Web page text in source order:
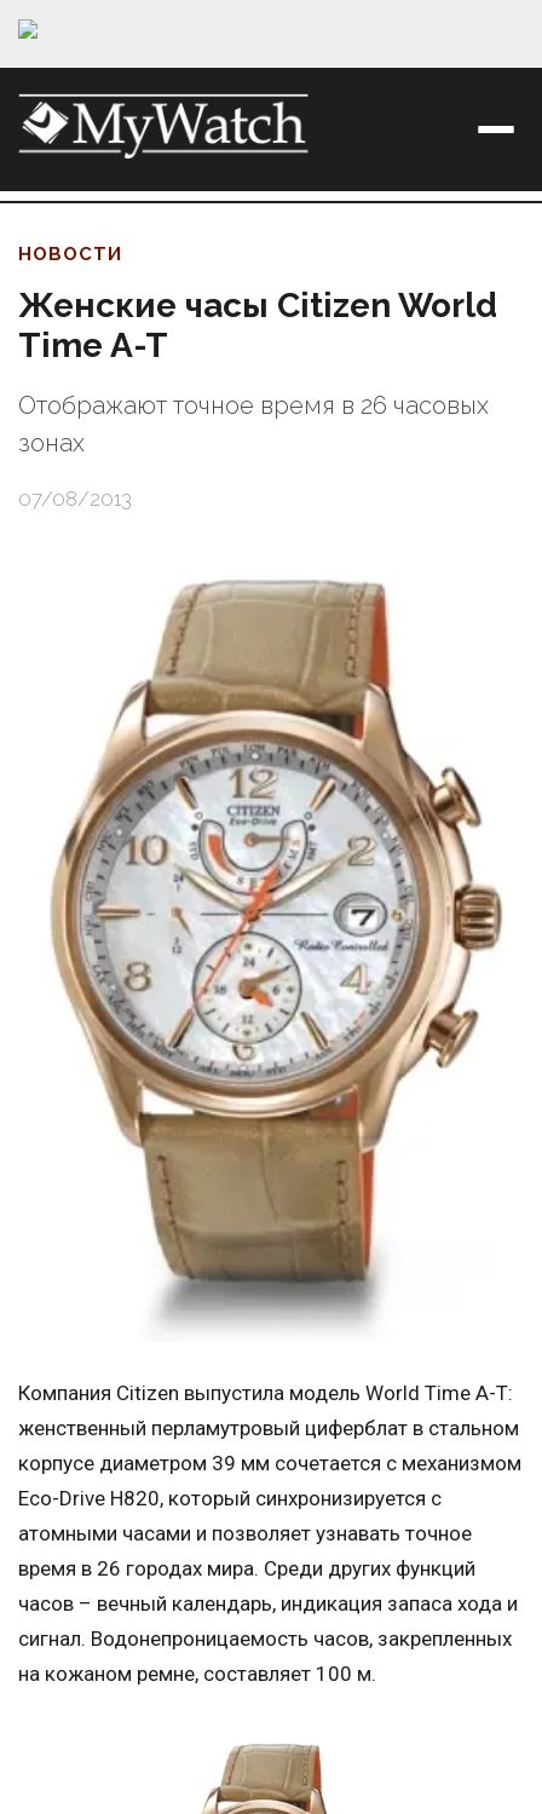
НОВОСТИ
Женские часы Citizen World
Time A-T
Отображают точное время в 26 часовых
зонах
07/08/2013
Компания Citizen выпустила модель World Time A-T:
женственный перламутровый циферблат в стальном
корпусе диаметром 39 мм сочетается с механизмом
Eco-Drive H820, который синхронизируется с
атомными часами и позволяет узнавать точное
время в 26 городах мира. Среди других функций
часов – вечный календарь, индикация запаса хода и
сигнал. Водонепроницаемость часов, закрепленных
на кожаном ремне, составляет 100 м.